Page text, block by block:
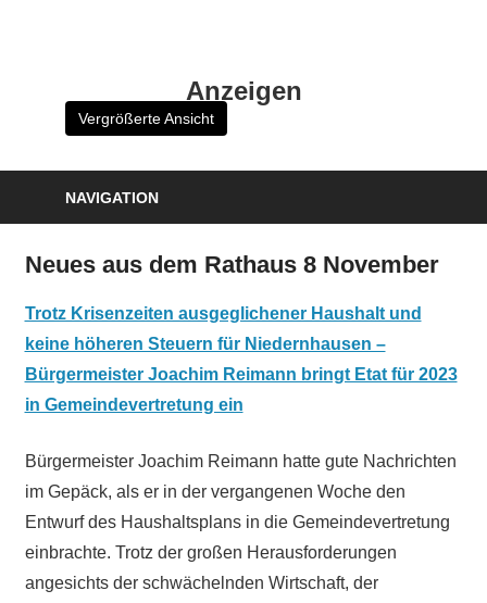
Anzeigen
Vergrößerte Ansicht
NAVIGATION
Neues aus dem Rathaus 8 November
Trotz Krisenzeiten ausgeglichener Haushalt und
keine höheren Steuern für Niedernhausen –
Bürgermeister Joachim Reimann bringt Etat für 2023
in Gemeindevertretung ein
Bürgermeister Joachim Reimann hatte gute Nachrichten
im Gepäck, als er in der vergangenen Woche den
Entwurf des Haushaltsplans in die Gemeindevertretung
einbrachte. Trotz der großen Herausforderungen
angesichts der schwächelnden Wirtschaft, der